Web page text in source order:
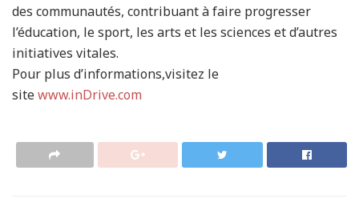
des communautés, contribuant à faire progresser
l’éducation, le sport, les arts et les sciences et d’autres
initiatives vitales.
Pour plus d’informations,visitez le
sitewww.inDrive.com